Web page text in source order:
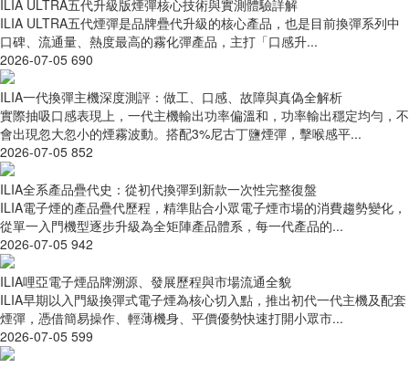
ILIA ULTRA五代升級版煙彈核心技術與實測體驗詳解
ILIA ULTRA五代煙彈是品牌疊代升級的核心產品，也是目前換彈系列中
口碑、流通量、熱度最高的霧化彈產品，主打「口感升...
2026-07-05 690
ILIA一代換彈主機深度測評：做工、口感、故障與真偽全解析
實際抽吸口感表現上，一代主機輸出功率偏溫和，功率輸出穩定均勻，不
會出現忽大忽小的煙霧波動。搭配3%尼古丁鹽煙彈，擊喉感平...
2026-07-05 852
ILIA全系產品疊代史：從初代換彈到新款一次性完整復盤
ILIA電子煙的產品疊代歷程，精準貼合小眾電子煙市場的消費趨勢變化，
從單一入門機型逐步升級為全矩陣產品體系，每一代產品的...
2026-07-05 942
ILIA哩亞電子煙品牌溯源、發展歷程與市場流通全貌
ILIA早期以入門級換彈式電子煙為核心切入點，推出初代一代主機及配套
煙彈，憑借簡易操作、輕薄機身、平價優勢快速打開小眾市...
2026-07-05 599